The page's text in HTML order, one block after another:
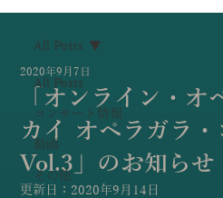
All Posts
コンサート情報
動画
その他
All Posts
「オンライン・オ
カイ オペラガラ・
Vol.3」のお知らせ
2020年9月7日
更新日： 2020年9月14日